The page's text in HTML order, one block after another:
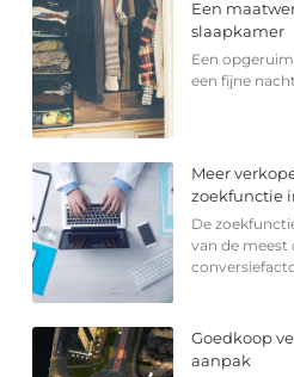
Een
slaapkamer
Een
een fijne
Meer
zoekfunctie
De
van de
Goedkoop
aanpak